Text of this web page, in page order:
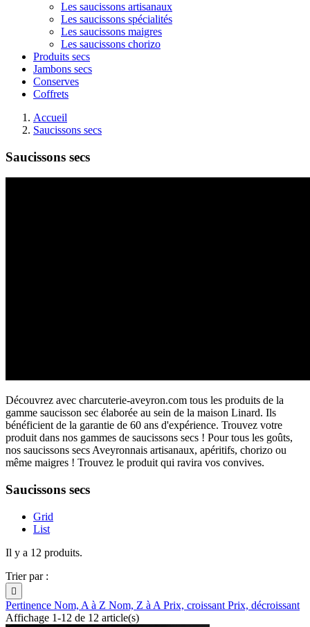
Les saucissons artisanaux
Les saucissons spécialités
Les saucissons maigres
Les saucissons chorizo
Produits secs
Jambons secs
Conserves
Coffrets
Accueil
Saucissons secs
Saucissons secs
Découvrez avec charcuterie-aveyron.com tous les produits de la
gamme saucisson sec élaborée au sein de la maison Linard. Ils
bénéficient de la garantie de 60 ans d'expérience. Trouvez votre
produit dans nos gammes de saucissons secs ! Pour tous les goûts,
nos saucissons secs Aveyronnais artisanaux, apéritifs, chorizo ou
même maigres ! Trouvez le produit qui ravira vos convives.
Saucissons secs
Grid
List
Il y a 12 produits.
Trier par :

Pertinence Nom, A à Z Nom, Z à A Prix, croissant Prix, décroissant
Affichage 1-12 de 12 article(s)